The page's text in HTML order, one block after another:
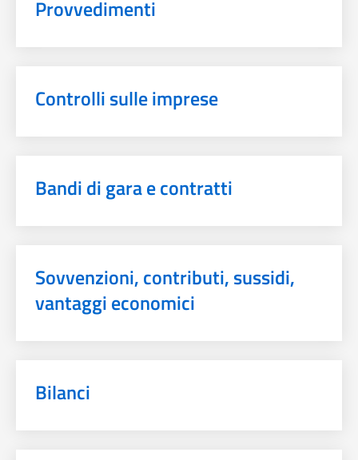
Provvedimenti
Controlli sulle imprese
Bandi di gara e contratti
Sovvenzioni, contributi, sussidi,
vantaggi economici
Bilanci